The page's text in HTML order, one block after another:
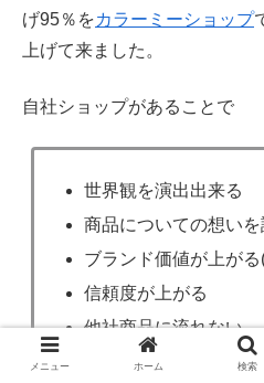
げ95％をカラーミーショップ
上げて来ました。
自社ショップがあることで
世界観を演出出来る
商品についての想い
ブランド価値が上がる
信頼度が上がる
他社商品に流れない
価格競争にならない
メニュー ホーム 検索